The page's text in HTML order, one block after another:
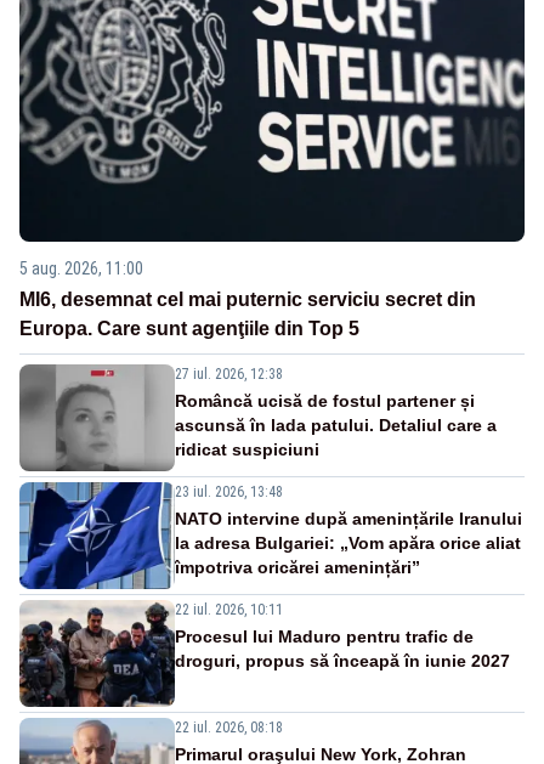
5 aug. 2026, 11:00
MI6, desemnat cel mai puternic serviciu secret din
Europa. Care sunt agenţiile din Top 5
27 iul. 2026, 12:38
Româncă ucisă de fostul partener și
ascunsă în lada patului. Detaliul care a
ridicat suspiciuni
23 iul. 2026, 13:48
NATO intervine după amenințările Iranului
la adresa Bulgariei: „Vom apăra orice aliat
împotriva oricărei amenințări”
22 iul. 2026, 10:11
Procesul lui Maduro pentru trafic de
droguri, propus să înceapă în iunie 2027
22 iul. 2026, 08:18
Primarul oraşului New York, Zohran